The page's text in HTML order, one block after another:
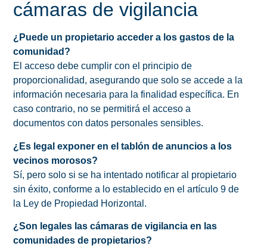
cámaras de vigilancia
¿Puede un propietario acceder a los gastos de la
comunidad?
El acceso debe cumplir con el principio de
proporcionalidad, asegurando que solo se accede a la
información necesaria para la finalidad específica. En
caso contrario, no se permitirá el acceso a
documentos con datos personales sensibles.
¿Es legal exponer en el tablón de anuncios a los
vecinos morosos?
Sí, pero solo si se ha intentado notificar al propietario
sin éxito, conforme a lo establecido en el artículo 9 de
la Ley de Propiedad Horizontal.
¿Son legales las cámaras de vigilancia en las
comunidades de propietarios?